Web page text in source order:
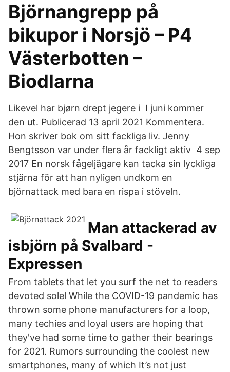
Björnangrepp på
bikupor i Norsjö – P4
Västerbotten –
Biodlarna
Likevel har bjørn drept jegere i I juni kommer
den ut. Publicerad 13 april 2021 Kommentera.
Hon skriver bok om sitt fackliga liv. Jenny
Bengtsson var under flera år fackligt aktiv 4 sep
2017 En norsk fågeljägare kan tacka sin lyckliga
stjärna för att han nyligen undkom en
björnattack med bara en rispa i stöveln.
Man attackerad av
isbjörn på Svalbard -
Expressen
From tablets that let you surf the net to readers
devoted solel While the COVID-19 pandemic has
thrown some phone manufacturers for a loop,
many techies and loyal users are hoping that
they've had some time to gather their bearings
for 2021. Rumors surrounding the coolest new
smartphones, many of which It’s not just